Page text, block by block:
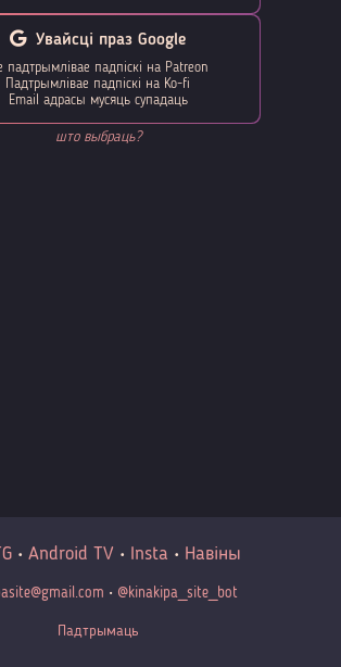
Увайсці праз Google
падтрымлівае падпіскі на Patreon
Падтрымлівае падпіскі на Ko-fi
Email адрасы мусяць супадаць
што выбраць?
• Android TV• Insta • Навіны
• @kinakipa_site_bot
Падтрымаць